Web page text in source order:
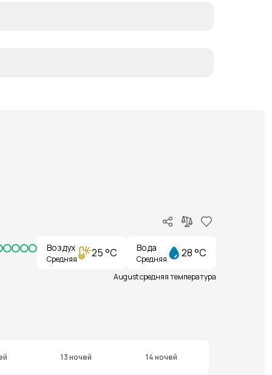
Воздух
Средняя 25 °C Вода
Средняя 28 °C
August средняя температура
13 ночей 14 ночей